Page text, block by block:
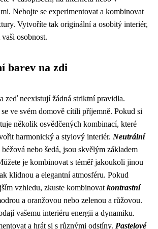
Nebojte se experimentovat a kombinovat
Vytvoříte tak originální a osobitý interiér,
osobnost.
barev na zdi
zeď neexistují žádná striktní pravidla.
ve svém domově cítili příjemně. Pokud si
několik osvědčených kombinací, které
harmonický a stylový interiér. Neutrální
nebo šedá, jsou skvělým základem
je kombinovat s téměř jakoukoli jinou
klidnou a elegantní atmosféru. Pokud
vzhledu, zkuste kombinovat kontrastní
a oranžovou nebo zelenou a růžovou.
vašemu interiéru energii a dynamiku.
a hrát si s různými odstíny. Pastelové